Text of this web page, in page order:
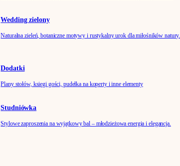
Wedding zielony
Naturalna zieleń, botaniczne motywy i rustykalny urok dla miłośników natury.
Dodatki
Plany stołów, księgi gości, pudełka na koperty i inne elementy
Studniówka
Stylowe zaproszenia na wyjątkowy bal – młodzieżowa energia i elegancja.